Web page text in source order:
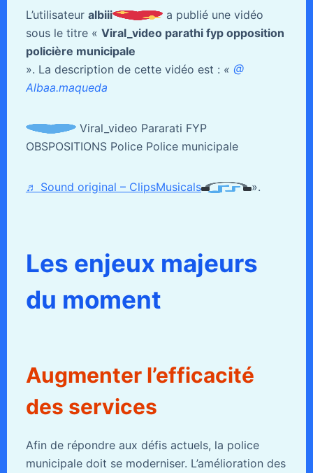
L’utilisateur albiii
a publié une vidéo
sous le titre « Viral_video parathi fyp opposition
policière municipale
». La description de cette vidéo est : « @
Albaa.maqueda
Viral_video Pararati FYP
OBSPOSITIONS Police Police municipale
♬ Sound original – ClipsMusicals ».
Les enjeux majeurs
du moment
Augmenter l’efficacité
des services
Afin de répondre aux défis actuels, la police
municipale doit se moderniser. L’amélioration des